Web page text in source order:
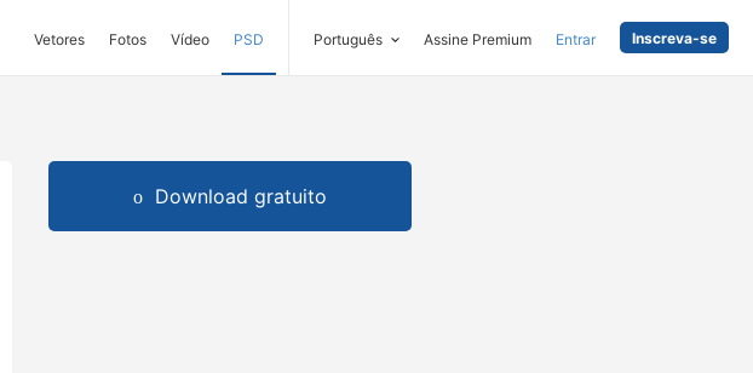
Vetores Fotos Vídeo PSD Português Assine Premium Entrar Inscreva-se
Download gratuito